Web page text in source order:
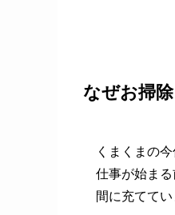
なぜお掃
くまくまの
仕事が始ま
間に充ててい